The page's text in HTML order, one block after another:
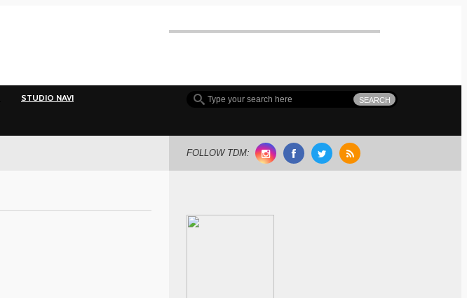
STUDIO NAVI
MDC(Meguro Dance Connection) 開催!!
FOLLOW TDM: